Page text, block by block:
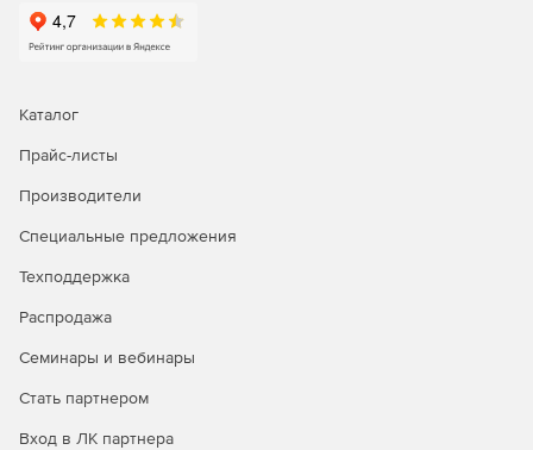
мобильным сотрудникам надежно и продуктивно
участвовать в рабочих процессах бизнес-процессов
Каталог
Прайс-листы
Производители
Специальные предложения
Техподдержка
Распродажа
Семинары и вебинары
Стать партнером
Вход в ЛК партнера